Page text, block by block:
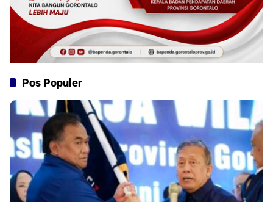
Pos Populer